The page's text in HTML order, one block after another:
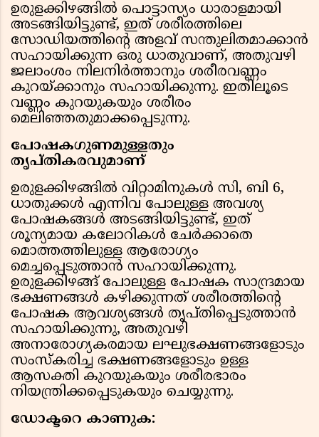
ഉരുളക്കിഴങ്ങില്‍ പൊട്ടാസ്യം ധാരാളമായി
അടങ്ങിയിട്ടുണ്ട്, ഇത് ശരീരത്തിലെ
സോഡിയത്തിന്റെ അളവ് സന്തുലിതമാക്കാന്‍
സഹായിക്കുന്ന ഒരു ധാതുവാണ്, അതുവഴി
ജലാംശം നിലനിര്‍ത്താനും ശരീരവണ്ണം
കുറയ്ക്കാനും സഹായിക്കുന്നു. ഇതിലൂടെ
വണ്ണം കുറയുകയും ശരീരം
മെലിഞ്ഞതുമാക്കപ്പെടുന്നു.
പോഷകഗുണമുള്ളതും
തൃപ്തികരവുമാണ്
ഉരുളക്കിഴങ്ങില്‍ വിറ്റാമിനുകള്‍ സി, ബി 6,
ധാതുക്കള്‍ എന്നിവ പോലുള്ള അവശ്യ
പോഷകങ്ങള്‍ അടങ്ങിയിട്ടുണ്ട്, ഇത്
ശൂന്യമായ കലോറികള്‍ ചേര്‍ക്കാതെ
മൊത്തത്തിലുള്ള ആരോഗ്യം
മെച്ചപ്പെടുത്താന്‍ സഹായിക്കുന്നു.
ഉരുളക്കിഴങ്ങ് പോലുള്ള പോഷക സാന്ദ്രമായ
ഭക്ഷണങ്ങള്‍ കഴിക്കുന്നത് ശരീരത്തിന്റെ
പോഷക ആവശ്യങ്ങള്‍ തൃപ്തിപ്പെടുത്താന്‍
സഹായിക്കുന്നു, അതുവഴി
അനാരോഗ്യകരമായ ലഘുഭക്ഷണങ്ങളോടും
സംസ്‌കരിച്ച ഭക്ഷണങ്ങളോടും ഉള്ള
ആസക്തി കുറയുകയും ശരീരഭാരം
നിയന്ത്രിക്കപ്പെടുകയും ചെയ്യുന്നു.
ഡോക്ടറെ കാണുക: